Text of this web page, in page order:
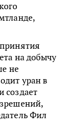
на добычу
не
уран в
создает
Фил